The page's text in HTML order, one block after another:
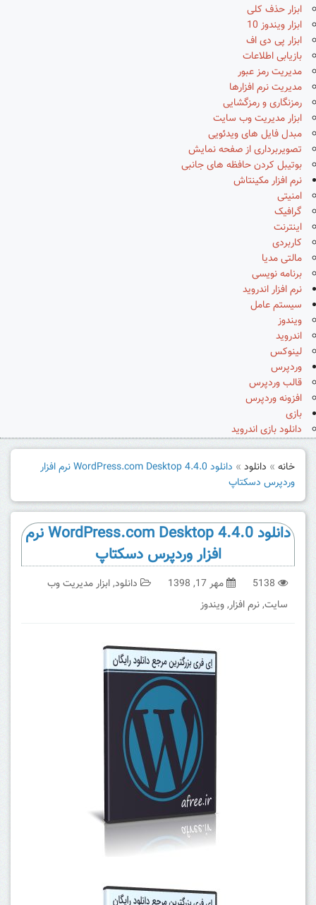
ابزار حذف کلی
ابزار ویندوز 10
ابزار پی دی اف
بازیابی اطلاعات
مدیریت رمز عبور
مدیریت نرم افزارها
رمزنگاری و رمزگشایی
ابزار مدیریت وب سایت
مبدل فایل های ویدئویی
تصویربرداری از صفحه نمایش
بوتیبل کردن حافظه های جانبی
نرم افزار مکینتاش
امنیتی
گرافیک
اینترنت
کاربردی
مالتی مدیا
برنامه نویسی
نرم افزار اندروید
سیستم عامل
ویندوز
اندروید
لینوکس
وردپرس
قالب وردپرس
افزونه وردپرس
بازی
دانلود بازی اندروید
خانه » دانلود »
دانلود WordPress.com Desktop 4.4.0 نرم افزار
وردپرس دسکتاپ
دانلود WordPress.com Desktop 4.4.0 نرم
افزار وردپرس دسکتاپ
5138 مهر 17, 1398 دانلود,ابزار مدیریت وب
سایت,نرم افزار,ویندوز